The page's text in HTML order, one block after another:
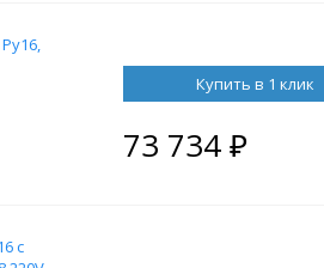
Купить в 1 клик
73 734₽
с